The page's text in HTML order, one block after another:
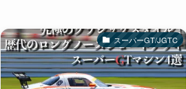
スーパーGT/JGTC